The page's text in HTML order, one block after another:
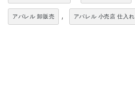
アパレル 卸販売 , アパレル 小売店 仕入れ